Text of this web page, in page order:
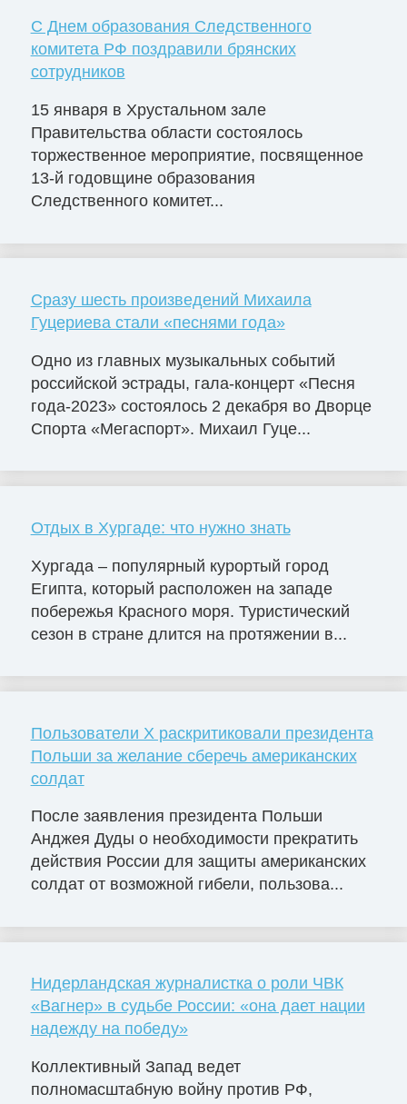
C Днем образования Следственного
комитета РФ поздравили брянских
сотрудников
15 января в Хрустальном зале
Правительства области состоялось
торжественное мероприятие, посвященное
13-й годовщине образования
Следственного комитет...
Сразу шесть произведений Михаила
Гуцериева стали «песнями года»
Одно из главных музыкальных событий
российской эстрады, гала-концерт «Песня
года-2023» состоялось 2 декабря во Дворце
Cпорта «Мегаспорт». Михаил Гуце...
Отдых в Хургаде: что нужно знать
Хургада – популярный курортый город
Египта, который расположен на западе
побережья Красного моря. Туристический
сезон в стране длится на протяжении в...
Пользователи X раскритиковали президента
Польши за желание сберечь американских
солдат
После заявления президента Польши
Анджея Дуды о необходимости прекратить
действия России для защиты американских
солдат от возможной гибели, пользова...
Нидерландская журналистка о роли ЧВК
«Вагнер» в судьбе России: «она дает нации
надежду на победу»
Коллективный Запад ведет
полномасштабную войну против РФ,